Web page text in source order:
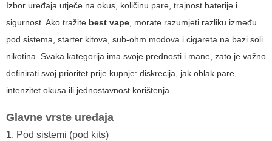
Izbor uređaja utječe na okus, količinu pare, trajnost baterije i
sigurnost. Ako tražite best vape, morate razumjeti razliku između
pod sistema, starter kitova, sub-ohm modova i cigareta na bazi soli
nikotina. Svaka kategorija ima svoje prednosti i mane, zato je važno
definirati svoj prioritet prije kupnje: diskrecija, jak oblak pare,
intenzitet okusa ili jednostavnost korištenja.
Glavne vrste uređaja
1. Pod sistemi (pod kits)